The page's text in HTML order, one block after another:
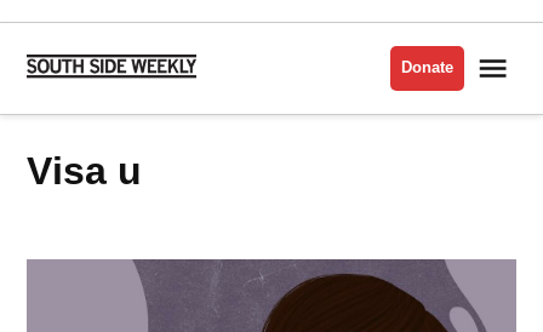
Skip
content
Side
Donate
visa u